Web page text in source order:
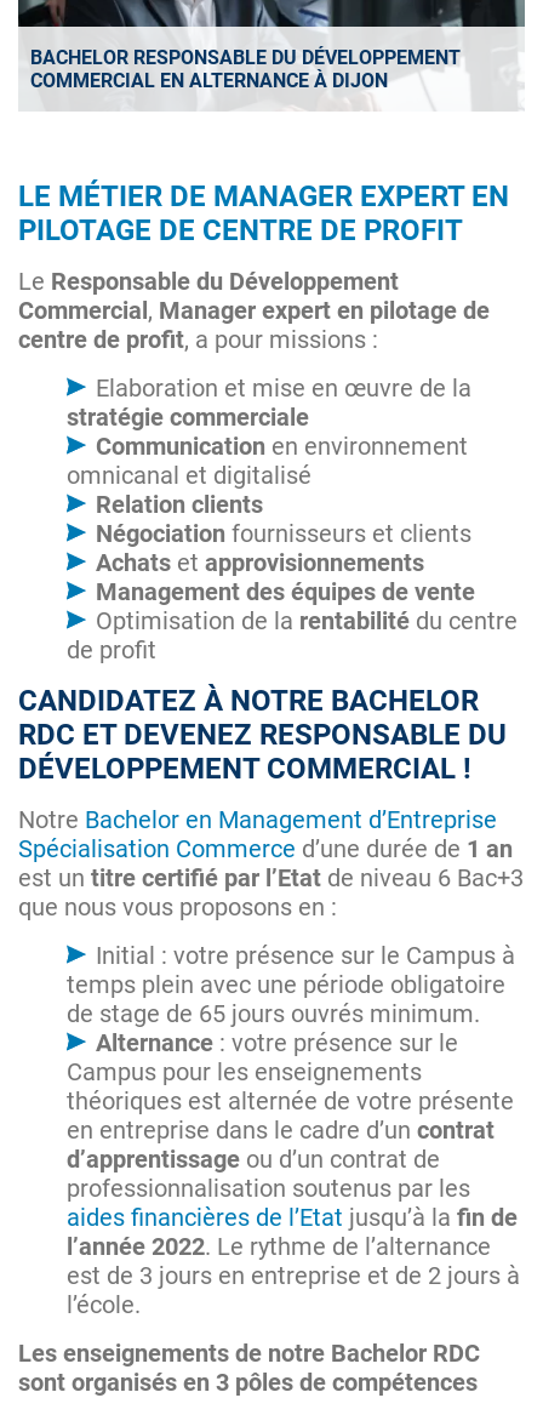
BACHELOR RESPONSABLE DU DÉVELOPPEMENT
COMMERCIAL EN ALTERNANCE À DIJON
LE MÉTIER DE MANAGER EXPERT EN
PILOTAGE DE CENTRE DE PROFIT
Le Responsable du Développement
Commercial, Manager expert en pilotage de
centre de profit, a pour missions :
Elaboration et mise en œuvre de la
stratégie commerciale
Communication en environnement
omnicanal et digitalisé
Relation clients
Négociation fournisseurs et clients
Achats et approvisionnements
Management des équipes de vente
Optimisation de la rentabilité du centre
de profit
CANDIDATEZ À NOTRE BACHELOR
RDC ET DEVENEZ RESPONSABLE DU
DÉVELOPPEMENT COMMERCIAL !
Notre Bachelor en Management d’Entreprise
Spécialisation Commerce d’une durée de 1 an
est un titre certifié par l’Etat de niveau 6 Bac+3
que nous vous proposons en :
Initial : votre présence sur le Campus à
temps plein avec une période obligatoire
de stage de 65 jours ouvrés minimum.
Alternance : votre présence sur le
Campus pour les enseignements
théoriques est alternée de votre présente
en entreprise dans le cadre d’un contrat
d’apprentissage ou d’un contrat de
professionnalisation soutenus par les
aides financières de l’Etat jusqu’à la fin de
l’année 2022. Le rythme de l’alternance
est de 3 jours en entreprise et de 2 jours à
l’école.
Les enseignements de notre Bachelor RDC
sont organisés en 3 pôles de compétences